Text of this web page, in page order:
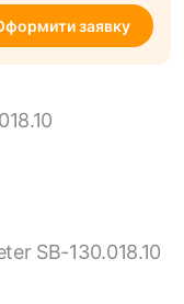
заявку
SB-130.018.10